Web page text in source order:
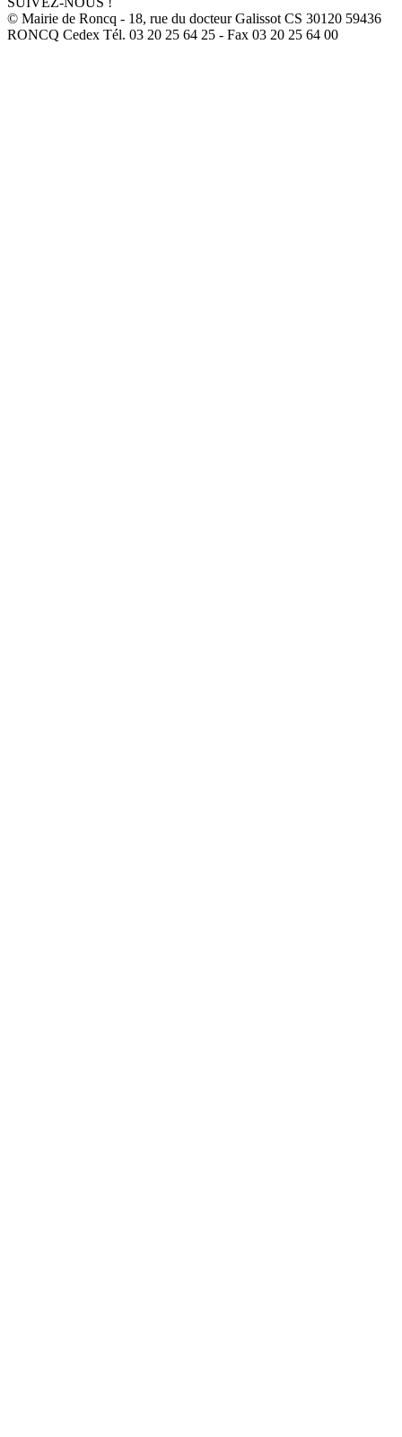
© Mairie de Roncq - 18, rue du docteur Galissot CS 30120 59436
RONCQ Cedex Tél. 03 20 25 64 25 - Fax 03 20 25 64 00